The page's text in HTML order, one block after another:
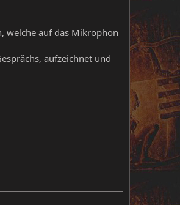
welche auf das Mikrophon
aufzeichnet und